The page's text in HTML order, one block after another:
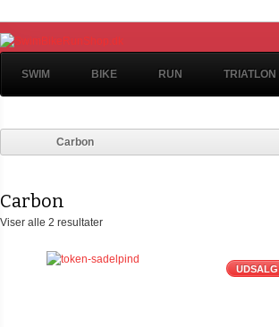
SWIM BIKE RUN TRIATLON
Carbon
Carbon
Viser alle 2 resultater
UDSALG